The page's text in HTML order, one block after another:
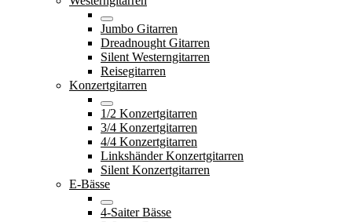
Jumbo Gitarren
Dreadnought Gitarren
Silent Westerngitarren
Reisegitarren
Konzertgitarren
1/2 Konzertgitarren
3/4 Konzertgitarren
4/4 Konzertgitarren
Linkshänder Konzertgitarren
Silent Konzertgitarren
E-Bässe
4-Saiter Bässe